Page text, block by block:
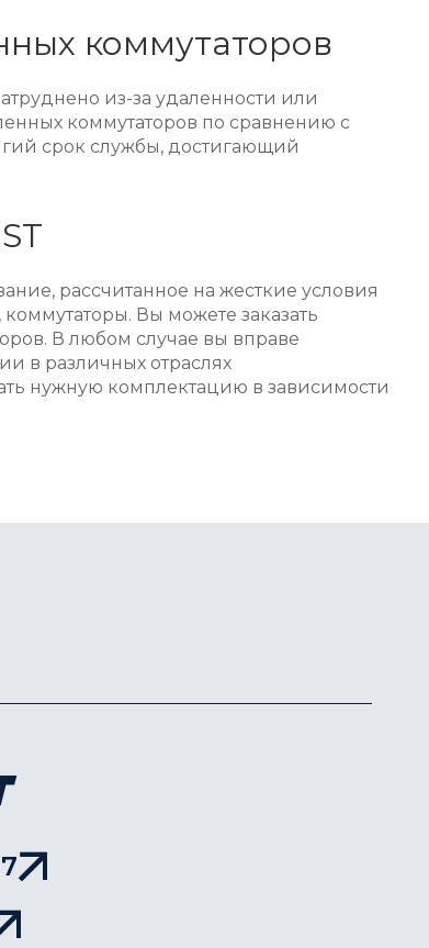
коммутаторов
из-за удаленности или
коммутаторов по сравнению с
срок службы, достигающий
рассчитанное на жесткие условия
Вы можете заказать
В любом случае вы вправе
в различных отраслях
нужную комплектацию в зависимости